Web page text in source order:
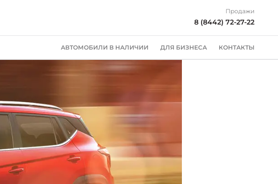
Продажи
8 (8442) 72-27-22
АВТОМОБИЛИ В НАЛИЧИИ ДЛЯ БИЗНЕСА КОНТАКТЫ